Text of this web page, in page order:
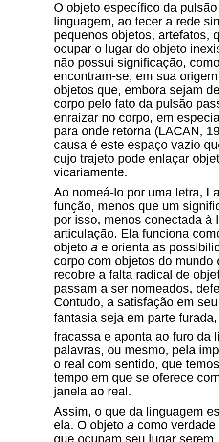
O objeto específico da
linguagem, ao tecer a rede
pequenos objetos, artefatos,
ocupar o lugar do objeto
não possui significação,
encontram-se, em sua
objetos que, embora sejam
corpo pelo fato da pulsão
enraizar no corpo, em
para onde retorna (LACAN,
causa é este espaço vazio
cujo trajeto pode enlaçar
vicariamente.
Ao nomeá-lo por uma letra,
função, menos que um
por isso, menos conectada à
articulação. Ela funciona
objeto a e orienta as
corpo com objetos do
recobre a falta radical de
passam a ser nomeados,
Contudo, a satisfação em
fantasia seja em parte
fracassa e aponta ao furo da
palavras, ou mesmo, pela
o real com sentido, que
tempo em que se oferece
janela ao real.
Assim, o que da linguagem
ela. O objeto a como
que ocupam seu lugar